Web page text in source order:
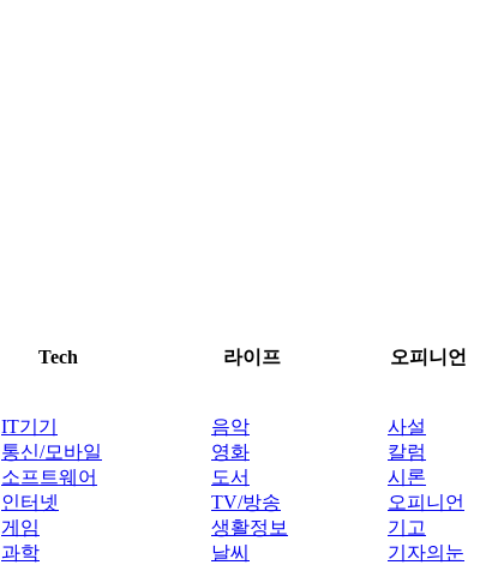
Tech 라이프 오피니언
IT기기
통신/모바일
소프트웨어
인터넷
게임
과학
음악
영화
도서
TV/방송
생활정보
날씨
사설
칼럼
시론
오피니언
기고
기자의눈